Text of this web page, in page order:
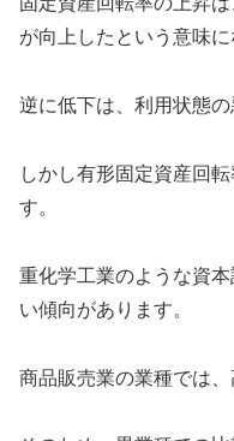
が向上したという意味に
逆に低下は、利用状態の
しかし有形固定資産回
す。
重化学工業のような資
い傾向があります。
商品販売業の業種では、